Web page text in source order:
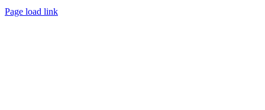
Page load link